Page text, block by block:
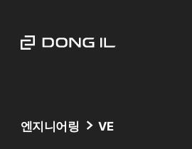
엔지니어링 VE